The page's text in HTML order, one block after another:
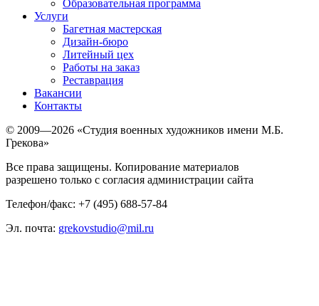
Образовательная программа
Услуги
Багетная мастерская
Дизайн-бюро
Литейный цех
Работы на заказ
Реставрация
Вакансии
Контакты
© 2009—2026 «Студия военных художников имени М.Б.
Грекова»
Все права защищены. Копирование материалов
разрешено только с согласия администрации сайта
Телефон/факс: +7 (495) 688-57-84
Эл. почта: grekovstudio@mil.ru